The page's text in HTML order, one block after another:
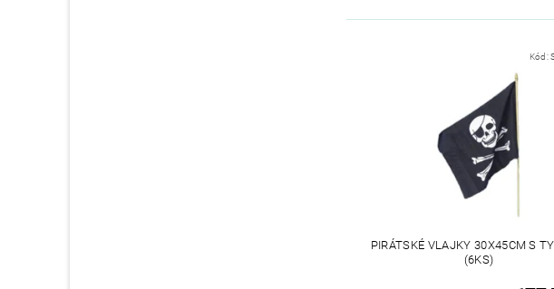
Kód:
PIRÁTSKÉ VLAJKY 30X45CM S
(6KS)